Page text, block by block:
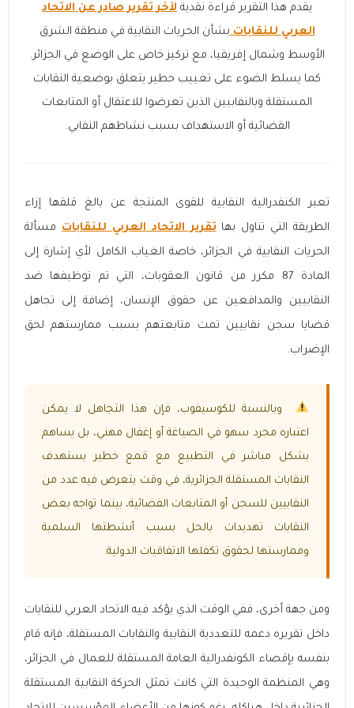
يقدم هذا التقرير قراءة نقدية لآخر تقرير صادر عن الاتحاد
العربي للنقاباتبشأن الحريات النقابية في منطقة الشرق
الأوسط وشمال إفريقيا، مع تركيز خاص على الوضع في الجزائر.
كما يسلط الضوء على تغييب خطير يتعلق بوضعية النقابات
المستقلة وبالنقابيين الذين تعرضوا للاعتقال أو المتابعات
القضائية أو الاستهداف بسبب نشاطهم النقابي.
تعبر الكنفدرالية النقابية للقوى المنتجة عن بالغ قلقها إزاء
الطريقة التي تناول بهاتقرير الاتحاد العربي للنقاباتمسألة
الحريات النقابية في الجزائر، خاصة الغياب الكامل لأي إشارة إلى
المادة 87 مكرر من قانون العقوبات، التي تم توظيفها ضد
النقابيين والمدافعين عن حقوق الإنسان، إضافة إلى تجاهل
قضايا سجن نقابيين تمت متابعتهم بسبب ممارستهم لحق
الإضراب.
وبالنسبة للكوسيفوب، فإن هذا التجاهل لا يمكن
اعتباره مجرد سهو في الصياغة أو إغفال مهني، بل يساهم
بشكل مباشر في التطبيع مع قمع خطير يستهدف
النقابات المستقلة الجزائرية، في وقت يتعرض فيه عدد من
النقابيين للسجن أو المتابعات القضائية، بينما تواجه بعض
النقابات تهديدات بالحل بسبب أنشطتها السلمية
وممارستها لحقوق تكفلها الاتفاقيات الدولية.
ومن جهة أخرى، ففي الوقت الذي يؤكد فيه الاتحاد العربي للنقابات
داخل تقريره دعمه للتعددية النقابية والنقابات المستقلة، فإنه قام
بنفسه بإقصاء الكونفدرالية العامة المستقلة للعمال في الجزائر،
وهي المنظمة الوحيدة التي كانت تمثل الحركة النقابية المستقلة